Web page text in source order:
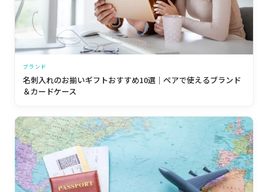
ブランド
名刺入れのお揃いギフトおすすめ10選｜ペアで使えるブランド
＆カードケース